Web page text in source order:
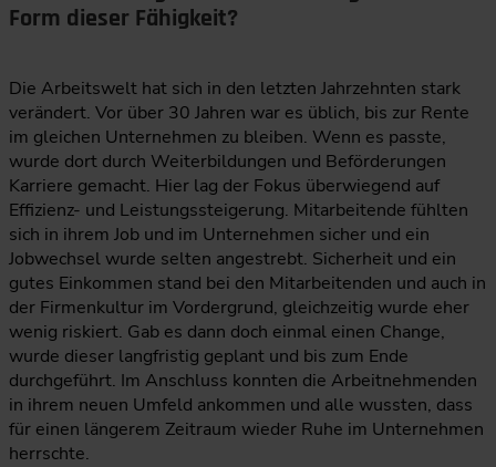
Form dieser Fähigkeit?
Die Arbeitswelt hat sich in den letzten Jahrzehnten stark
verändert. Vor über 30 Jahren war es üblich, bis zur Rente
im gleichen Unternehmen zu bleiben. Wenn es passte,
wurde dort durch Weiterbildungen und Beförderungen
Karriere gemacht. Hier lag der Fokus überwiegend auf
Effizienz- und Leistungssteigerung. Mitarbeitende fühlten
sich in ihrem Job und im Unternehmen sicher und ein
Jobwechsel wurde selten angestrebt. Sicherheit und ein
gutes Einkommen stand bei den Mitarbeitenden und auch in
der Firmenkultur im Vordergrund, gleichzeitig wurde eher
wenig riskiert. Gab es dann doch einmal einen Change,
wurde dieser langfristig geplant und bis zum Ende
durchgeführt. Im Anschluss konnten die Arbeitnehmenden
in ihrem neuen Umfeld ankommen und alle wussten, dass
für einen längerem Zeitraum wieder Ruhe im Unternehmen
herrschte.